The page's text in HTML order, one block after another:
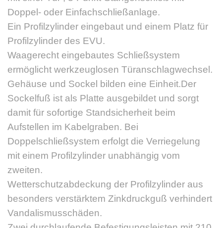
Doppel- oder Einfachschließanlage.
Ein Profilzylinder eingebaut und einem Platz für
Profilzylinder des EVU.
Waagerecht eingebautes Schließsystem
ermöglicht werkzeuglosen Türanschlagwechsel.
Gehäuse und Sockel bilden eine Einheit.Der
Sockelfuß ist als Platte ausgebildet und sorgt
damit für sofortige Standsicherheit beim
Aufstellen im Kabelgraben. Bei
Doppelschließsystem erfolgt die Verriegelung
mit einem Profilzylinder unabhängig vom
zweiten.
Wetterschutzabdeckung der Profilzylinder aus
besonders verstärktem Zinkdruckguß verhindert
Vandalismusschäden.